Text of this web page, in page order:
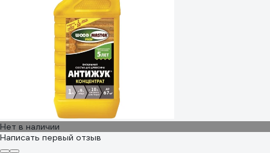
Нет в наличии
Написать первый отзыв